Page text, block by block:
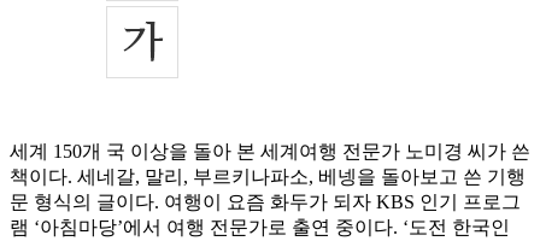
세계 150개 국 이상을 돌아 본 세계여행 전문가 노미경 씨가 쓴
책이다. 세네갈, 말리, 부르키나파소, 베넹을 돌아보고 쓴 기행
문 형식의 글이다. 여행이 요즘 화두가 되자 KBS 인기 프로그
램 ‘아침마당’에서 여행 전문가로 출연 중이다. ‘도전 한국인